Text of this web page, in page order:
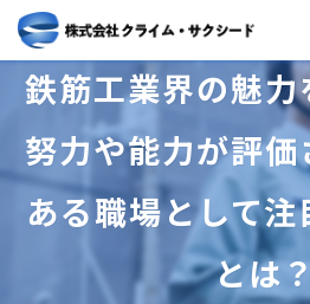
鉄筋工業界の魅力
努力や能力が評
ある職場として
とは？